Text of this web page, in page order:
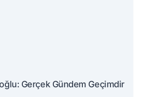
Gerçek Gündem Geçimdir